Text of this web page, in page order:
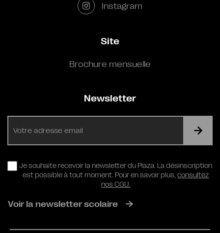
Instagram
Site
Brochure mensuelle
Newsletter
RGPD
Je souhaite recevoir la newsletter du Plaza. La désinscription
est possible à tout moment. Pour en savoir plus,consultez
nos CGU.
Voir la newsletter scolaire